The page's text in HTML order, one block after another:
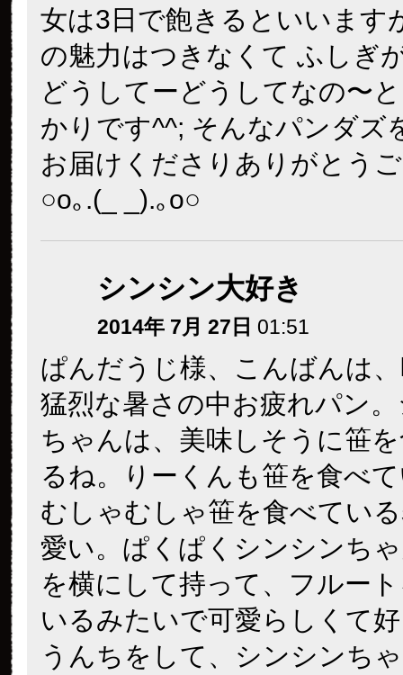
女は3日で飽きるといいます
の魅力はつきなくて ふしぎ
どうしてーどうしてなの〜
かりです^^; そんなパンダズ
お届けくださりありがとう
○o｡.(_ _).｡o○
シンシン大好き
2014年 7月 27日 01:51
ぱんだうじ様、こんばんは
猛烈な暑さの中お疲れパン
ちゃんは、美味しそうに笹
るね。りーくんも笹を食べ
むしゃむしゃ笹を食べてい
愛い。ぱくぱくシンシンち
を横にして持って、フルー
いるみたいで可愛らしくて
うんちをして、シンシンち